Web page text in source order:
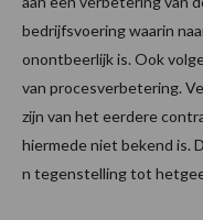
bedrijfsvoering waarin
onontbeerlijk is. Ook
van procesverbetering.
zijn van het eerdere
hiermede niet bekend is.
n tegenstelling tot